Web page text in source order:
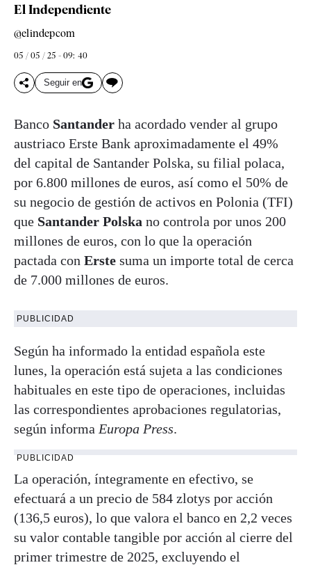
El Independiente
@elindepcom
05 / 05 / 25 - 09: 40
Seguir en
Banco Santander ha acordado vender al grupo
austriaco Erste Bank aproximadamente el 49%
del capital de Santander Polska, su filial polaca,
por 6.800 millones de euros, así como el 50% de
su negocio de gestión de activos en Polonia (TFI)
que Santander Polska no controla por unos 200
millones de euros, con lo que la operación
pactada con Erste suma un importe total de cerca
de 7.000 millones de euros.
PUBLICIDAD
Según ha informado la entidad española este
lunes, la operación está sujeta a las condiciones
habituales en este tipo de operaciones, incluidas
las correspondientes aprobaciones regulatorias,
según informa Europa Press.
PUBLICIDAD
La operación, íntegramente en efectivo, se
efectuará a un precio de 584 zlotys por acción
(136,5 euros), lo que valora el banco en 2,2 veces
su valor contable tangible por acción al cierre del
primer trimestre de 2025, excluyendo el